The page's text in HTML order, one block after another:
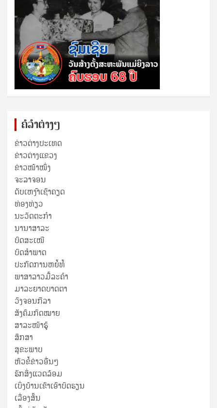
ຄໍລຳຕ່າງໆ
ຂ່າວຕ່າງປະເທດ
ຂ່າວ​ຕ່າງ​ແຂວງ
ຂ່າວໜ້າໜຶ່ງ
ຈະລາຈອນ
ດັບເຫງົາເຊົາຄຽດ
ທ່ອງທ່ຽວ
ນະວັດຕະກໍາ
ນານາສາລະ
ບົດສະເໜີ
ບົດສໍາພາດ
ປະກົດການຫຍໍ້ທໍ້
ພາສາລາວມື້ລະຄຳ
ມາລະຍາດບາດຕາ
ວົງຈອນກີລາ
ສັງຄົມກົດໝາຍ
ສາລະໜ້າຮູ້
ສຶກສາ
ສຸ​ຂະ​ພາບ
ຫົວຂໍ້ຂ່າວອື່ນໆ
ຮັກສິ່ງແວດລ້ອມ
ເບິ່ງບ້ານເຂົາເອົາບົດຮຽນ
ເລື່ອງສັ້ນ